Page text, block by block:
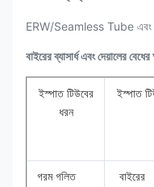
ERW/Seamless Tube এবং
বাইরের ব্যাসার্ধ এবং দেয়ালের
ইস্পাত টিউবের
ধরন
ইস্পাত
গরম গলিত
বাইরের